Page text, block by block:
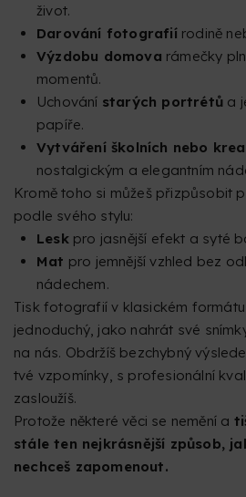
život.
Darování fotografiírodině
Výzdobu domova rámečky
momentů.
Uchování starých portrétů a
papíře.
Vytváření školních nebo
nostalgickým a elegantním
Kromě toho si můžeš přizpůsobit
podle svého stylu:
Leskpro jasnější efekt a syté
Mat pro jemnější vzhled bez
nádechem.
Tisk fotografií v klasickém
jednoduchý, jako nahrát své
na nás. Obdržíš bezchybný
tvé vzpomínky, s profesionální
zasloužíš.
Protože některé věci se nemění a
stále ten nejkrásnější způsob,
nechceš zapomenout.